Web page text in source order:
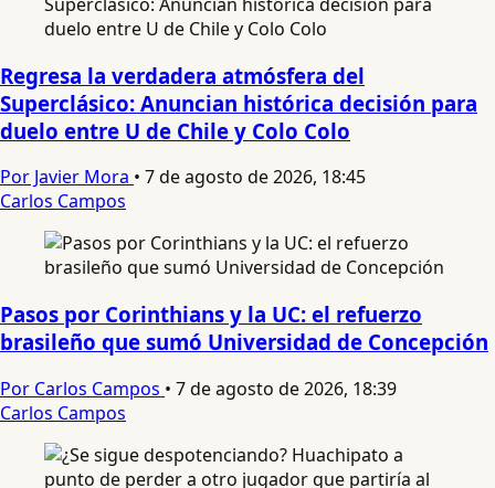
Regresa la verdadera atmósfera del
Superclásico: Anuncian histórica decisión para
duelo entre U de Chile y Colo Colo
Por Javier Mora • 7 de agosto de 2026, 18:45
Carlos Campos
Pasos por Corinthians y la UC: el refuerzo
brasileño que sumó Universidad de Concepción
Por Carlos Campos • 7 de agosto de 2026, 18:39
Carlos Campos